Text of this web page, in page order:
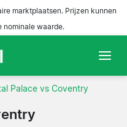
marktplaatsen. Prijzen kunnen
nominale waarde.
Palace vs Coventry